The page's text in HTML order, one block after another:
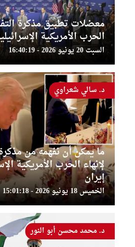
معضلات تطبيق مذكرة
الحرب الأمريكية
السبت 20 يونيو 2026 - 16:40:19
ما يمكن أن نفهمه من
لإنهاء الحرب الأمريكية
إيران
الخميس 18 يونيو 2026 - 15:01:18
د. سالي شعراوي
د. محمد محسن أبو النور